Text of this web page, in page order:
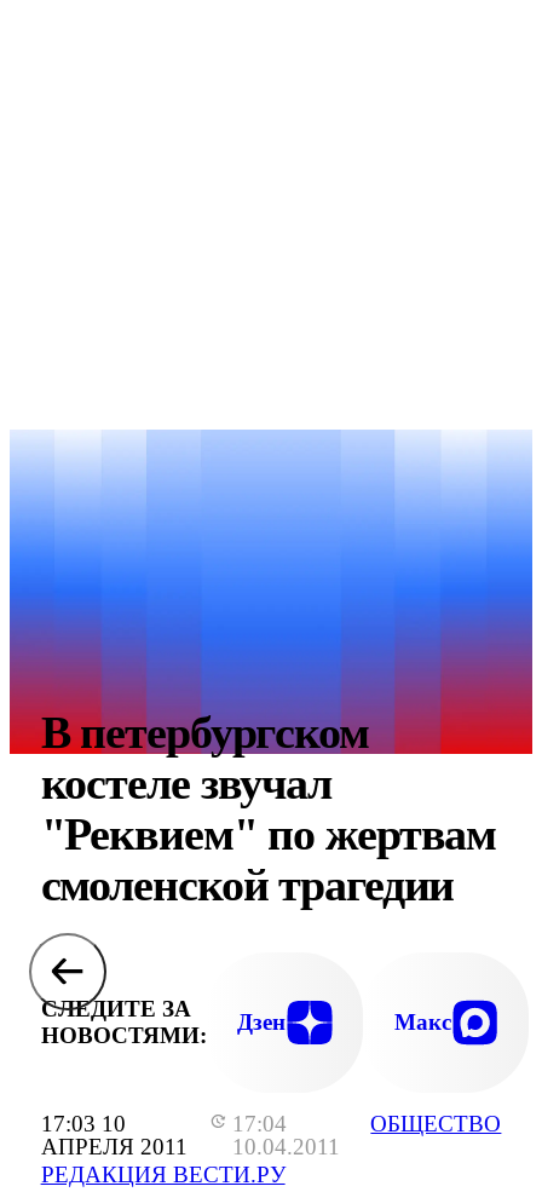
17:03 10
АПРЕЛЯ 2011
17:04
10.04.2011
РЕДАКЦИЯ ВЕСТИ.РУ
ОБЩЕСТВО
В петербургском
костеле звучал
"Реквием" по жертвам
смоленской трагедии
СЛЕДИТЕ ЗА
НОВОСТЯМИ:
Дзен Макс